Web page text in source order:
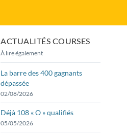
ACTUALITÉS COURSES
À lire également
La barre des 400 gagnants
dépassée
02/08/2026
Déjà 108 « O » qualifiés
05/05/2026